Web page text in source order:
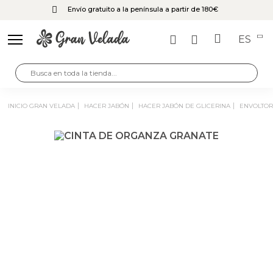
Envío gratuito a la península a partir de 180€
ES
INICIO GRAN VELADA HACER JABÓN HACER JABÓN DE GLICERINA